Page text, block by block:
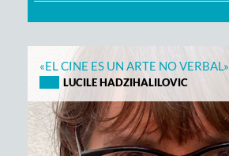
«EL CINE ES UN ARTE NO VERBAL»
LUCILE HADZIHALILOVIC